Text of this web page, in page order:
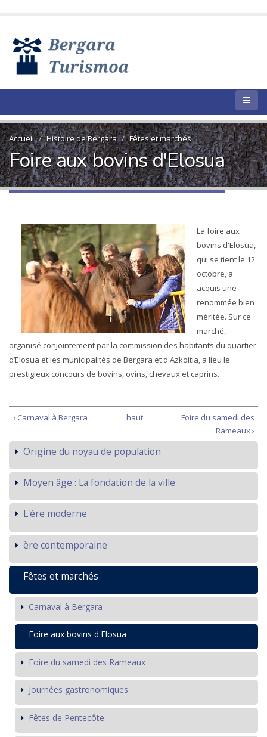
Accueil Histoire de Bergara Fêtes et marchés
Foire aux bovins d'Elosua
La foire aux
bovins d'Elosua,
qui se tient le 12
octobre, a
acquis une
renommée bien
méritée. Sur ce
marché,
organisé conjointement par la commission des habitants du quartier
d’Elosua et les municipalités de Bergara et d'Azkoitia, a lieu le
prestigieux concours de bovins, ovins, chevaux et caprins.
‹ Carnaval à Bergara haut
Foire du samedi des
Rameaux ›
Origine du noyau de population
Moyen âge : La fondation de la ville
L'ère moderne
ère contemporaine
Fêtes et marchés
Carnaval à Bergara
Foire aux bovins d'Elosua
Foire du samedi des Rameaux
Journées gastronomiques
Fêtes de Pentecôte